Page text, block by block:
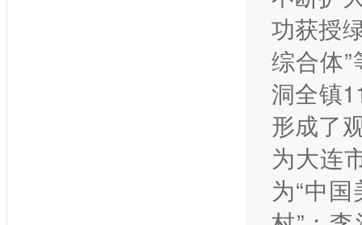
功获授
综合体
洞全镇
形成了
为大连
为“中